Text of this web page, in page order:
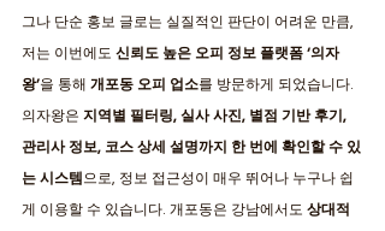
그나 단순 홍보 글로는 실질적인 판단이 어려운 만큼,
저는 이번에도 신뢰도 높은 오피 정보 플랫폼 ‘의자
왕’을 통해 개포동 오피 업소를 방문하게 되었습니다.
의자왕은 지역별 필터링, 실사 사진, 별점 기반 후기,
관리사 정보, 코스 상세 설명까지 한 번에 확인할 수 있
는 시스템 으로, 정보 접근성이 매우 뛰어나 누구나 쉽
게 이용할 수 있습니다. 개포동은 강남에서도 상대적